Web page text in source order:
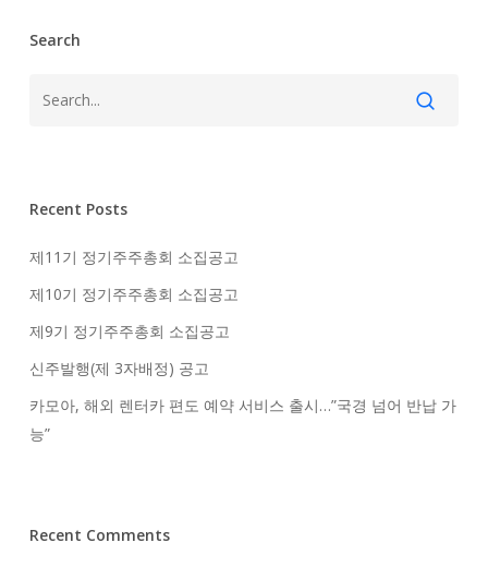
Search
Recent Posts
제11기 정기주주총회 소집공고
제10기 정기주주총회 소집공고
제9기 정기주주총회 소집공고
신주발행(제 3자배정) 공고
카모아, 해외 렌터카 편도 예약 서비스 출시…”국경 넘어 반납 가
능”
Recent Comments